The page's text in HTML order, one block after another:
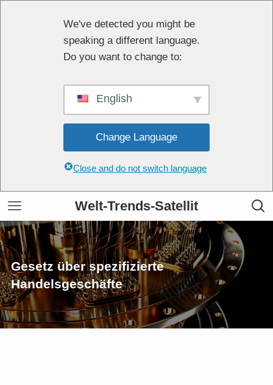
We've detected you might be
speaking a different language.
Do you want to change to:
English
Change Language
Close and do not switch language
Welt-Trends-Satellit
Gesetz über spezifizierte
Handelsgeschäfte